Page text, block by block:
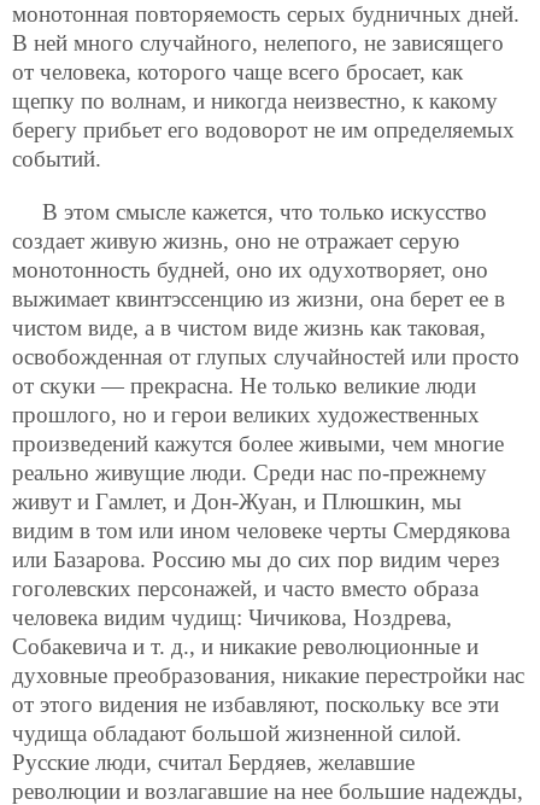
монотонная повторяемость серых будничных дней.
В ней много случайного, нелепого, не зависящего
от человека, которого чаще всего бросает, как
щепку по волнам, и никогда неизвестно, к какому
берегу прибьет его водоворот не им определяемых
событий.
В этом смысле кажется, что только искусство
создает живую жизнь, оно не отражает серую
монотонность будней, оно их одухотворяет, оно
выжимает квинтэссенцию из жизни, она берет ее в
чистом виде, а в чистом виде жизнь как таковая,
освобожденная от глупых случайностей или просто
от скуки — прекрасна. Не только великие люди
прошлого, но и герои великих художественных
произведений кажутся более живыми, чем многие
реально живущие люди. Среди нас по-прежнему
живут и Гамлет, и Дон-Жуан, и Плюшкин, мы
видим в том или ином человеке черты Смердякова
или Базарова. Россию мы до сих пор видим через
гоголевских персонажей, и часто вместо образа
человека видим чудищ: Чичикова, Ноздрева,
Собакевича и т. д., и никакие революционные и
духовные преобразования, никакие перестройки нас
от этого видения не избавляют, поскольку все эти
чудища обладают большой жизненной силой.
Русские люди, считал Бердяев, желавшие
революции и возлагавшие на нее большие надежды,